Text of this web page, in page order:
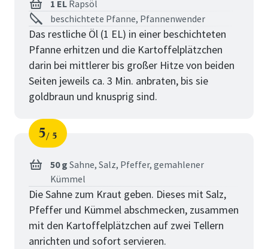
1 EL Rapsöl
beschichtete Pfanne, Pfannenwender
Das restliche Öl (1 EL) in einer beschichteten
Pfanne erhitzen und die Kartoffelplätzchen
darin bei mittlerer bis großer Hitze von beiden
Seiten jeweils ca. 3 Min. anbraten, bis sie
goldbraun und knusprig sind.
Schritt
5
von
5
50 g Sahne, Salz, Pfeffer, gemahlener
Kümmel
Die Sahne zum Kraut geben. Dieses mit Salz,
Pfeffer und Kümmel abschmecken, zusammen
mit den Kartoffelplätzchen auf zwei Tellern
anrichten und sofort servieren.